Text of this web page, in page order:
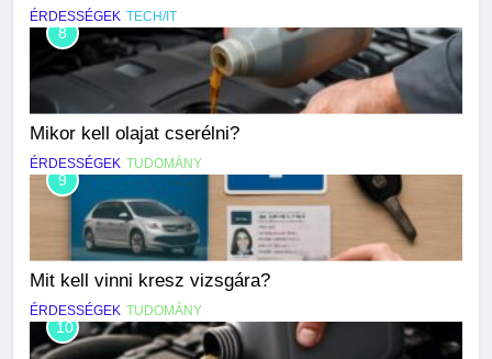
ÉRDESSÉGEK TECH/IT
8
Mikor kell olajat cserélni?
ÉRDESSÉGEK TUDOMÁNY
9
Mit kell vinni kresz vizsgára?
ÉRDESSÉGEK TUDOMÁNY
10